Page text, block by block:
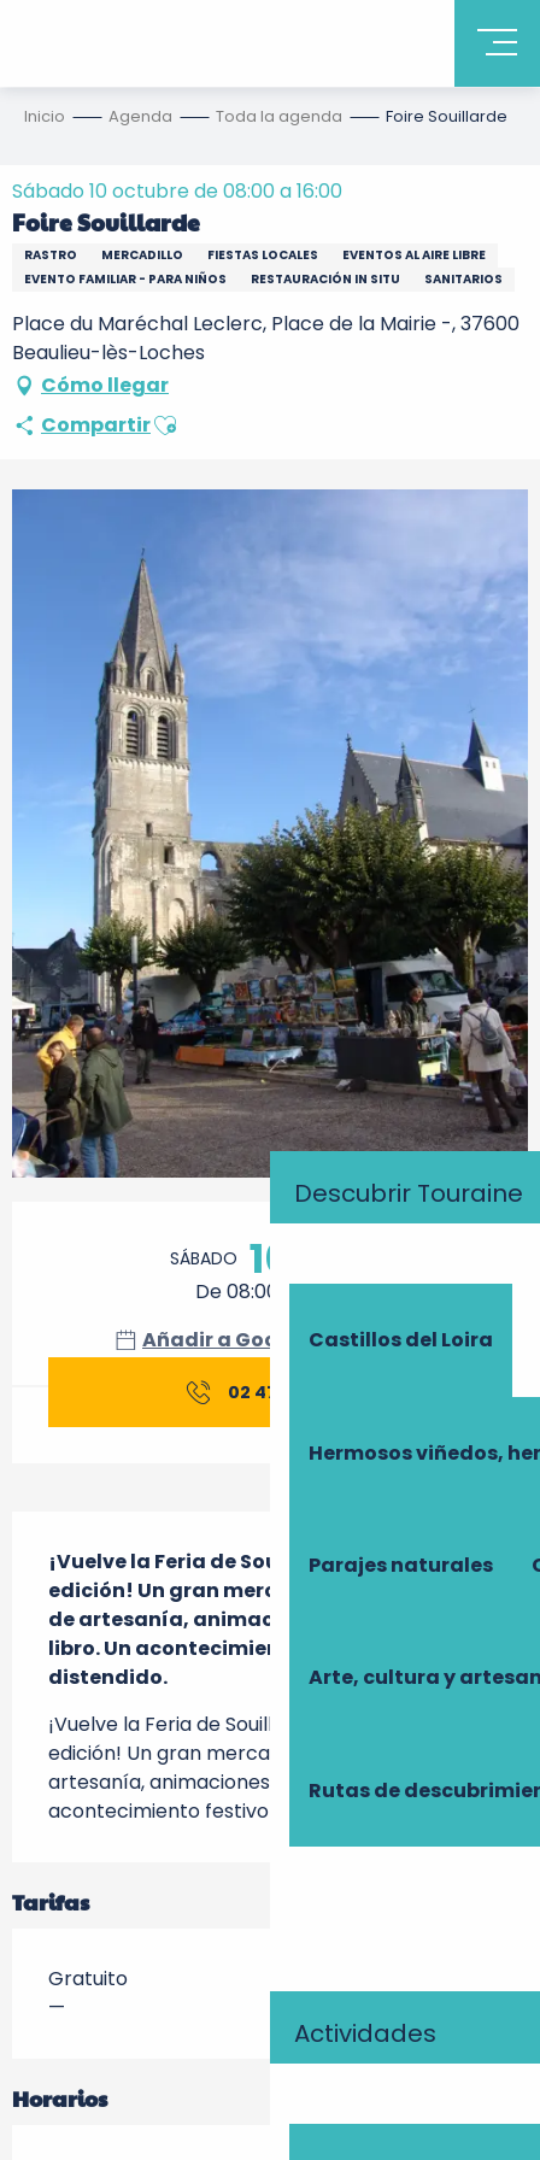
Descubrir Touraine
Castillos del Loira
Hermosos viñedos,
Parajes naturales
Arte, cultura y
Rutas de
Actividades
Inicio Agenda Toda la agenda Foire Souillarde
Sábado 10 octubre de 08:00 a 16:00
Foire Souillarde
RASTRO MERCADILLO FIESTAS LOCALES
EVENTOS AL AIRE LIBRE
EVENTO FAMILIAR - PARA NIÑOS
RESTAURACIÓN IN SITU SANITARIOS
Place du Maréchal Leclerc, Place de la Mairie -, 37600
Beaulieu-lès-Loches
Cómo llegar
CompartirAjouter aux favoris
Horarios y datos de contacto
SÁBADO 10
De 08:00 a 16:00
Añadir a Google Calendar
02 47 91 94
¡Vuelve la Feria de Souillarde en su 1020ª
edición! Un gran mercadillo, un mercado
de artesanía, animaciones y una feria del
libro. Un acontecimiento festivo y
distendido.
¡Vuelve la Feria de Souillarde en su 1020ª
edición! Un gran mercadillo, un mercado de
artesanía, animaciones y una feria del libro. Un
acontecimiento festivo y distendido.
Tarifas
Gratuito
—
Horarios